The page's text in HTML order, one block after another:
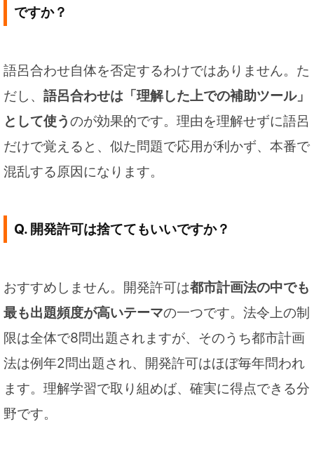
ですか？
語呂合わせ自体を否定するわけではありません。た
だし、 語呂合わせは「理解した上での補助ツール」
として使うのが効果的です。理由を理解せずに語呂
だけで覚えると、似た問題で応用が利かず、本番で
混乱する原因になります。
Q. 開発許可は捨ててもいいですか？
おすすめしません。開発許可は都市計画法の中でも
最も出題頻度が高いテーマの一つです。法令上の制
限は全体で8問出題されますが、そのうち都市計画
法は例年2問出題され、開発許可はほぼ毎年問われ
ます。理解学習で取り組めば、確実に得点できる分
野です。